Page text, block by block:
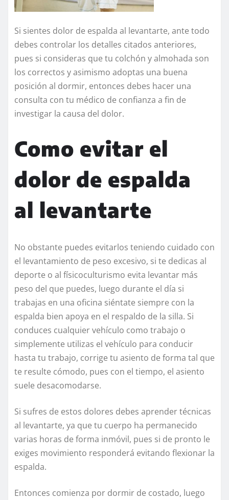
Si sientes dolor de espalda al levantarte, ante todo
debes controlar los detalles citados anteriores,
pues si consideras que tu colchón y almohada son
los correctos y asimismo adoptas una buena
posición al dormir, entonces debes hacer una
consulta con tu médico de confianza a fin de
investigar la causa del dolor.
Como evitar el
dolor de espalda
al levantarte
No obstante puedes evitarlos teniendo cuidado con
el levantamiento de peso excesivo, si te dedicas al
deporte o al físicoculturismo evita levantar más
peso del que puedes, luego durante el día si
trabajas en una oficina siéntate siempre con la
espalda bien apoya en el respaldo de la silla. Si
conduces cualquier vehículo como trabajo o
simplemente utilizas el vehículo para conducir
hasta tu trabajo, corrige tu asiento de forma tal que
te resulte cómodo, pues con el tiempo, el asiento
suele desacomodarse.
Si sufres de estos dolores debes aprender técnicas
al levantarte, ya que tu cuerpo ha permanecido
varias horas de forma inmóvil, pues si de pronto le
exiges movimiento responderá evitando flexionar la
espalda.
Entonces comienza por dormir de costado, luego